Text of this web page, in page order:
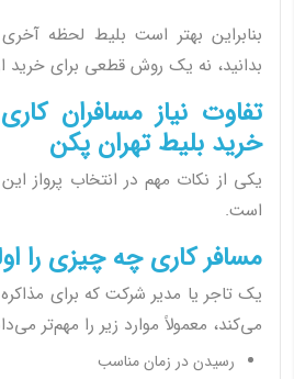
بنابراین بهتر است بلیط لحظه
بدانید، نه یک روش قطعی برای خرید
تفاوت نیاز مسافران
خرید بلیط تهران پکن
یکی از نکات مهم در انتخاب پرواز
است.
مسافر کاری چه چیزی را
یک تاجر یا مدیر شرکت که برای
می‌کند، معمولاً موارد زیر را مهم‌تر
رسیدن در زمان مناسب